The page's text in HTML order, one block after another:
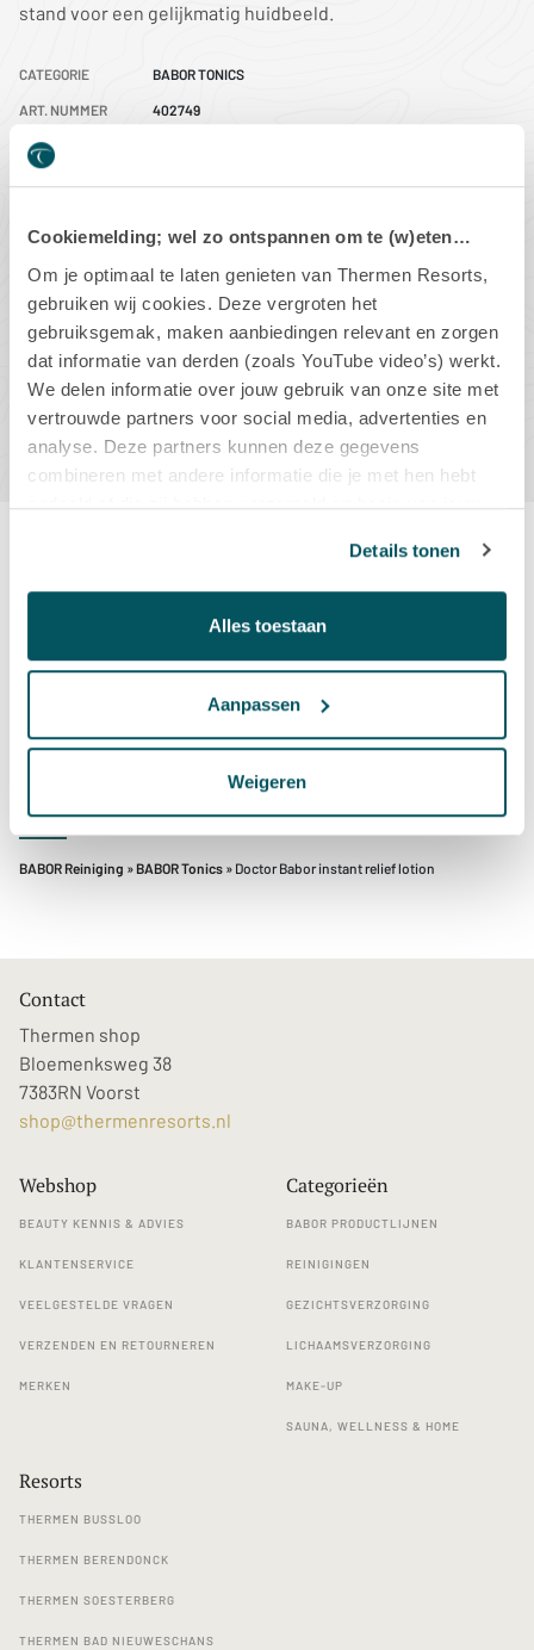
Cookiemelding; wel zo ontspannen om te (w)eten…
Om je optimaal te laten genieten van Thermen Resorts,
gebruiken wij cookies. Deze vergroten het
gebruiksgemak, maken aanbiedingen relevant en zorgen
dat informatie van derden (zoals YouTube video’s) werkt.
We delen informatie over jouw gebruik van onze site met
vertrouwde partners voor social media, advertenties en
analyse. Deze partners kunnen deze gegevens
combineren met andere informatie die je met hen hebt
gedeeld of die zij hebben verzameld op basis van jouw
Details tonen
Alles toestaan
Aanpassen
Weigeren
stand voor een gelijkmatig huidbeeld.
CATEGORIE BABOR TONICS
ART. NUMMER 402749
EAN CODE
- +
IN WINKELMAND
microzilver. Deze lotion is ontwikkeld voor de meest
gevoelige huid en zorgt verminderd het trekkerige gevoel
reiniging.
BABOR Reiniging » BABOR Tonics » Doctor Babor instant relief lotion
Contact
Thermen shop
Bloemenksweg 38
7383RN Voorst
shop@thermenresorts.nl
Webshop
BEAUTY KENNIS & ADVIES
KLANTENSERVICE
VEELGESTELDE VRAGEN
VERZENDEN EN RETOURNEREN
MERKEN
Categorieën
BABOR PRODUCTLIJNEN
REINIGINGEN
GEZICHTSVERZORGING
LICHAAMSVERZORGING
MAKE-UP
SAUNA, WELLNESS & HOME
Resorts
THERMEN BUSSLOO
THERMEN BERENDONCK
THERMEN SOESTERBERG
THERMEN BAD NIEUWESCHANS